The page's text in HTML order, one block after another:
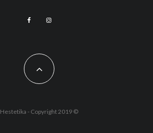
Hestetika - Copyright 2019 ©